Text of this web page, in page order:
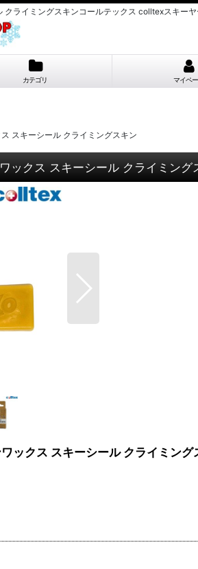
ライミングスキンコールテックス colltexスキー
カテゴリ マイペ
スキーシール クライミングスキン
ックス スキーシール クライミング
ックス スキーシール クライミング